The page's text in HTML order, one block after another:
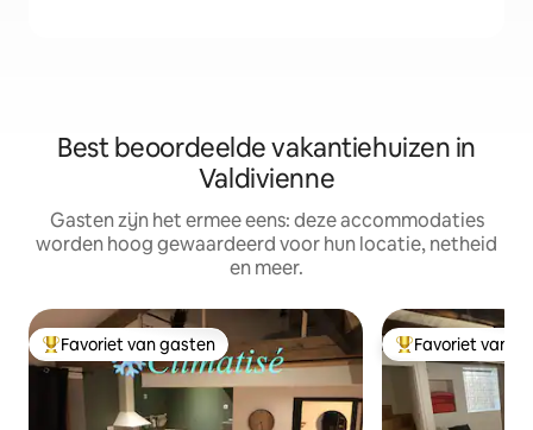
Best beoordeelde vakantiehuizen in
Valdivienne
Gasten zijn het ermee eens: deze accommodaties
worden hoog gewaardeerd voor hun locatie, netheid
en meer.
Topfavoriet van gasten
Favoriet van gasten Topfavoriet van
Favoriet van